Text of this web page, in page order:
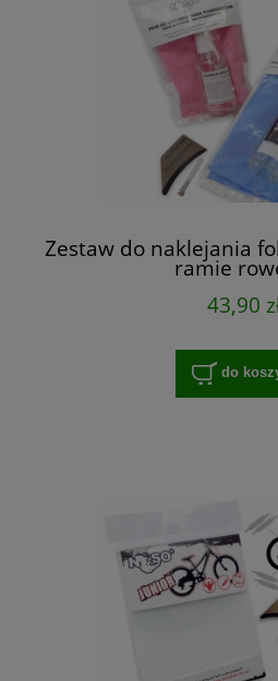
Zestaw do naklejania
ramie
43,90
do